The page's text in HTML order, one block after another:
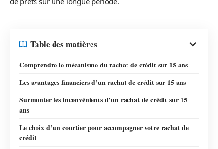
Table des matières
Comprendre le mécanisme du rachat de crédit sur 15 ans
Les avantages financiers d’un rachat de crédit sur 15 ans
Surmonter les inconvénients d’un rachat de crédit sur 15
ans
Le choix d’un courtier pour accompagner votre rachat de
crédit